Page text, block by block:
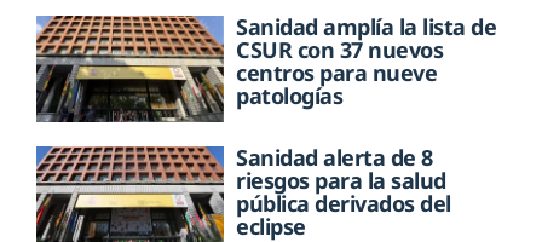
Sanidad amplía la lista de
CSUR con 37 nuevos
centros para nueve
patologías
Sanidad alerta de 8
riesgos para la salud
pública derivados del
eclipse